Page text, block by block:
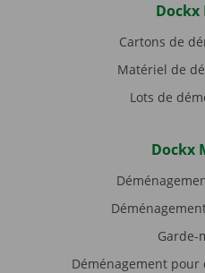
Dockx
Cartons de
Matériel de
Lots de
Dockx
Garde-
Déménagement pour